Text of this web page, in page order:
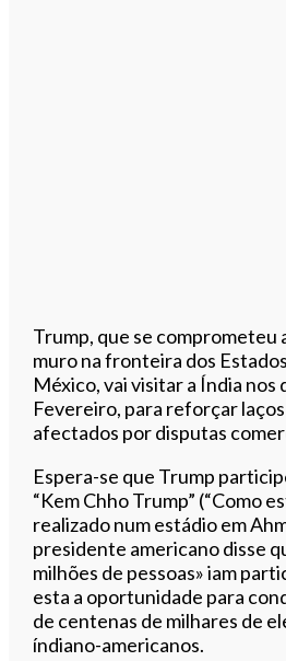
Trump, que se comprometeu
muro na fronteira dos
México, vai visitar a Índia nos
Fevereiro, para reforçar
afectados por disputas
Espera-se que Trump
“Kem Chho Trump” (“Como
realizado num estádio em
presidente americano disse
milhões de pessoas» iam
esta a oportunidade para
de centenas de milhares de
índiano-americanos.